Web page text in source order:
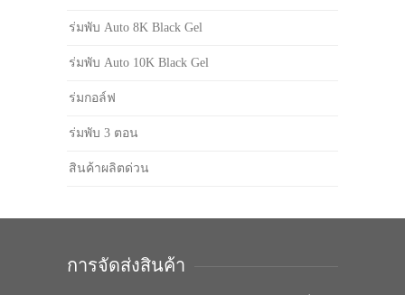
ร่มพับ Auto 8K Black Gel
ร่มพับ Auto 10K Black Gel
ร่มกอล์ฟ
ร่มพับ 3 ตอน
สินค้าผลิตด่วน
การจัดส่งสินค้า